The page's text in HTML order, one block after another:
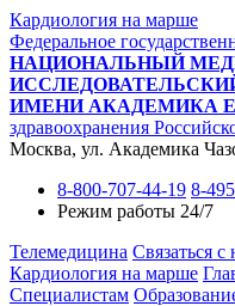
Кардиология на марше
Федеральное
НАЦИОНАЛЬНЫЙ
ИМЕНИ АКАДЕМИКА
здравоохранения
Москва, ул. Академика
8-800-707-44-19 8-
Режим работы 24/7
Телемедицина Связаться с
Кардиология на марше
Специалистам